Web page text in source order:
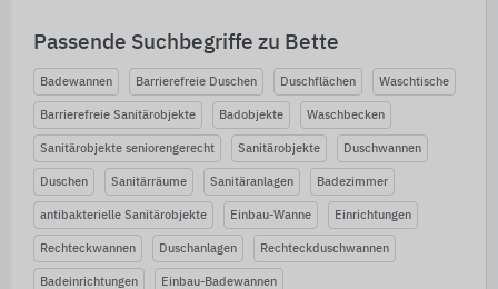
Passende Suchbegriffe zu Bette
Badewannen Barrierefreie Duschen Duschflächen Waschtische
Barrierefreie Sanitärobjekte Badobjekte Waschbecken
Sanitärobjekte seniorengerecht Sanitärobjekte Duschwannen
Duschen Sanitärräume Sanitäranlagen Badezimmer
antibakterielle Sanitärobjekte Einbau-Wanne Einrichtungen
Rechteckwannen Duschanlagen Rechteckduschwannen
Badeinrichtungen Einbau-Badewannen